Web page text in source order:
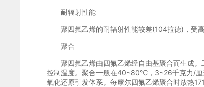
耐辐射性能
聚四氟乙烯的耐辐射性能较差(104拉德)，受高
聚合
聚四氟乙烯由四氟乙烯经自由基聚合而生成。
控制温度。聚合一般在40~80℃，3~26千克力/厘
氧化还原引发体系。每摩尔四氟乙烯聚合时放热